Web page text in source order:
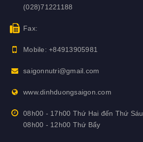
Nhóm hấp phụ độc tố
(028)71221188
Fax:
Mobile: +84913905981
saigonnutri@gmail.com
www.dinhduongsaigon.com
08h00 - 17h00 Thứ Hai đến Thứ Sáu
08h00 - 12h00 Thứ Bẩy